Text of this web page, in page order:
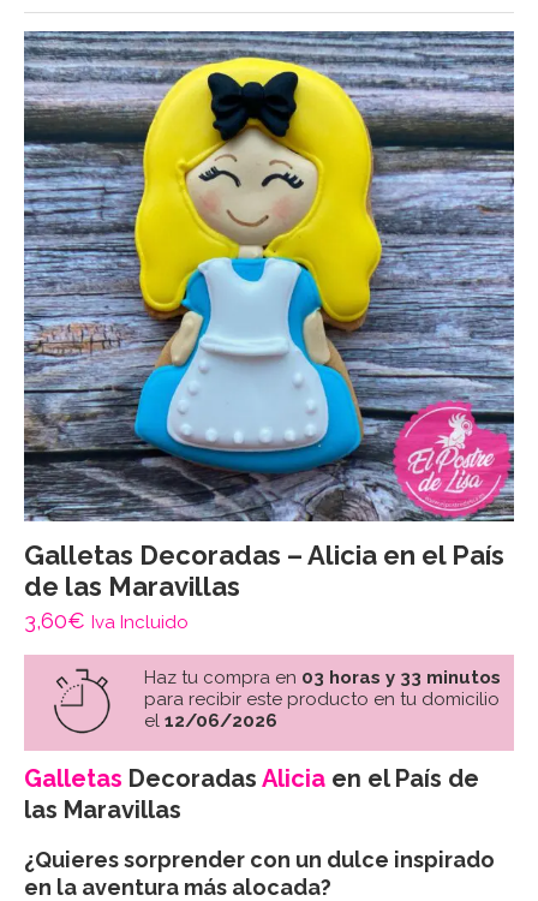
Galletas Decoradas – Alicia en el País
de las Maravillas
3,60€ Iva Incluido
Haz tu compra en 03 horas y 33 minutos
para recibir este producto en tu domicilio
el 12/06/2026
Galletas Decoradas Alicia en el País de
las Maravillas
¿Quieres sorprender con un dulce inspirado
en la aventura más alocada?